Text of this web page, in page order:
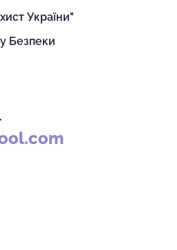
України"
Безпеки